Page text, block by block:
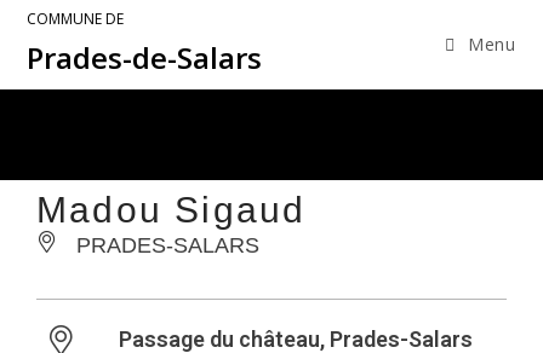
COMMUNE DE
Prades-de-Salars Menu
Madou Sigaud
PRADES-SALARS
Passage du château, Prades-Salars